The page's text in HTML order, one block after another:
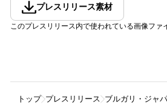
プレスリリース素材
このプレスリリース内で使われている画像ファ
トップ プレスリリース ブルガリ・ジャ